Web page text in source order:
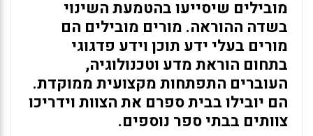
מובילים שיסייעו בהטמעת השינוי
בשדה ההוראה. מורים מובילים הם
מורים בעלי ידע תוכן וידע פדגוגי
בתחום הוראת מדע וטכנולוגיה,
העוברים התפתחות מקצועית ממוקדת.
הם יובילו בבית ספרם את הצוות וידריכו
צוותים בבתי ספר נוספים.